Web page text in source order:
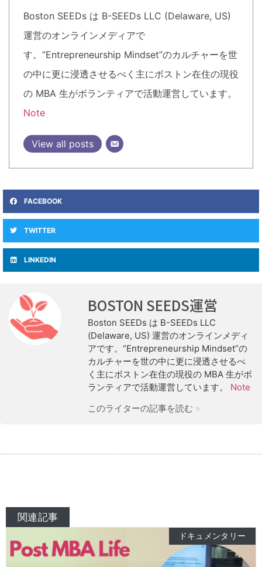
Boston SEEDs は B-SEEDs LLC (Delaware, US)
運営のオンラインメディアで
す。”Entrepreneurship Mindset”のカルチャーを世
の中に更に浸透させるべく主にボストン在住の現役
の MBA 生がボランティアで活動運営しています。
Note
View all posts
FACEBOOK
TWITTER
LINKEDIN
BOSTON SEEDS運営
Boston SEEDs は B-SEEDs LLC
(Delaware, US) 運営のオンラインメディ
アです。”Entrepreneurship Mindset”の
カルチャーを世の中に更に浸透させるべ
く主にボストン在住の現役の MBA 生がボ
ランティアで活動運営しています。 Note
このライターの記事を読む »
関連記事
ドキュメンタリー